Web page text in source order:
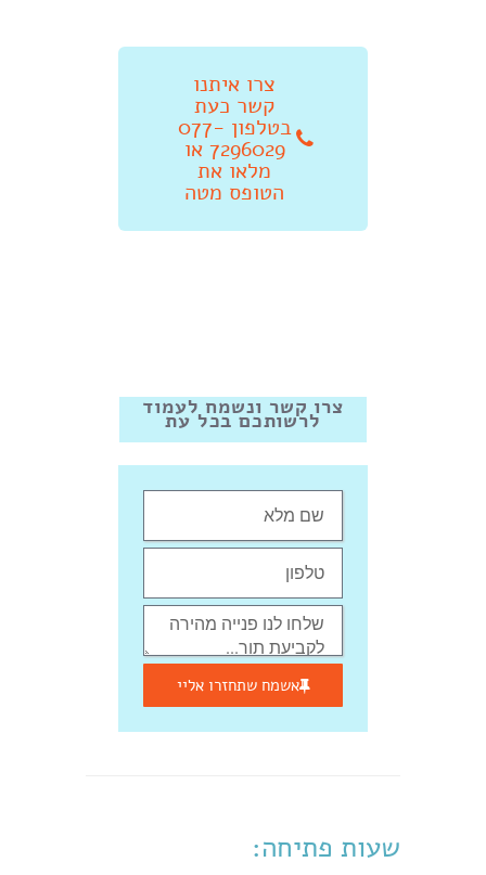
צרו איתנו
קשר כעת
בטלפון 077-
7296029 או
מלאו את
הטופס מטה
צרו קשר ונשמח לעמוד
לרשותכם בכל עת
אשמח שתחזרו אליי
שעות פתיחה: